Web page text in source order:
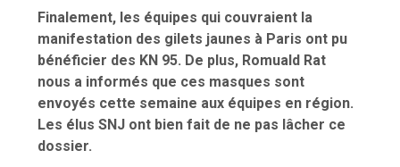
Finalement, les équipes qui couvraient la
manifestation des gilets jaunes à Paris ont pu
bénéficier des KN 95. De plus, Romuald Rat
nous a informés que ces masques sont
envoyés cette semaine aux équipes en région.
Les élus SNJ ont bien fait de ne pas lâcher ce
dossier.